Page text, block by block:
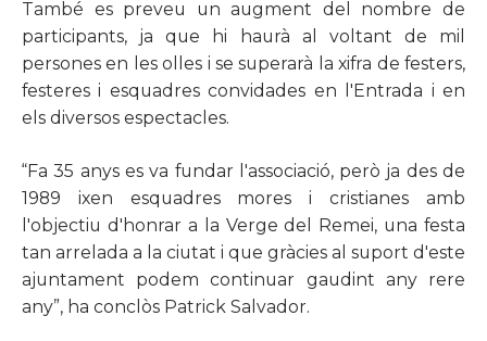
També es preveu un augment del nombre de
participants, ja que hi haurà al voltant de mil
persones en les olles i se superarà la xifra de festers,
festeres i esquadres convidades en l'Entrada i en
els diversos espectacles.
“Fa 35 anys es va fundar l'associació, però ja des de
1989 ixen esquadres mores i cristianes amb
l'objectiu d'honrar a la Verge del Remei, una festa
tan arrelada a la ciutat i que gràcies al suport d'este
ajuntament podem continuar gaudint any rere
any”, ha conclòs Patrick Salvador.